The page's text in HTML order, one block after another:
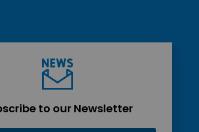
to our Newsletter